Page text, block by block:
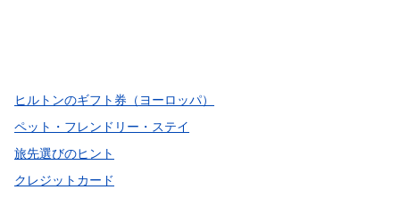
ヒルトンのギフト券（ヨーロッパ）
ペット・フレンドリー・ステイ
旅先選びのヒント
クレジットカード